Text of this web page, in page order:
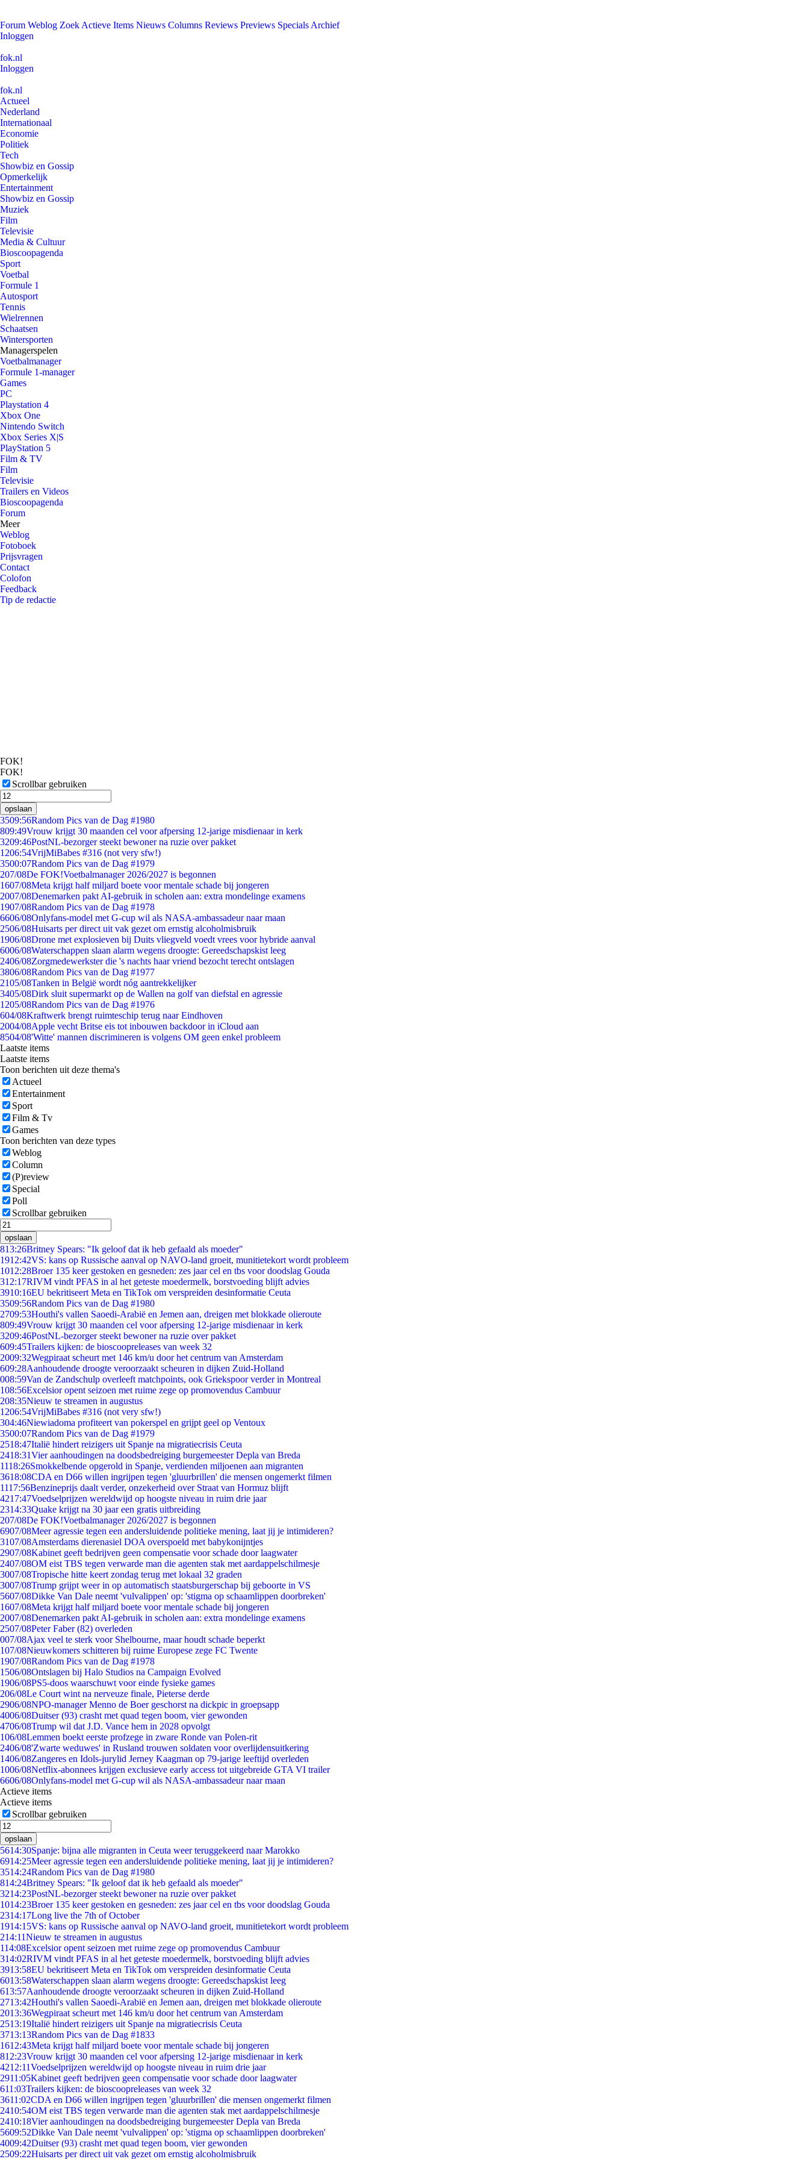
Forum Weblog Zoek Actieve Items Nieuws Columns Reviews Previews Specials Archief
Inloggen
fok.nl
Inloggen
fok.nl
Actueel
Nederland
Internationaal
Economie
Politiek
Tech
Showbiz en Gossip
Opmerkelijk
Entertainment
Showbiz en Gossip
Muziek
Film
Televisie
Media & Cultuur
Bioscoopagenda
Sport
Voetbal
Formule 1
Autosport
Tennis
Wielrennen
Schaatsen
Wintersporten
Managerspelen
Voetbalmanager
Formule 1-manager
Games
PC
Playstation 4
Xbox One
Nintendo Switch
Xbox Series X|S
PlayStation 5
Film & TV
Film
Televisie
Trailers en Videos
Bioscoopagenda
Forum
Meer
Weblog
Fotoboek
Prijsvragen
Contact
Colofon
Feedback
Tip de redactie
FOK!
FOK!
Scrollbar gebruiken
opslaan
3509:56Random Pics van de Dag #1980
809:49Vrouw krijgt 30 maanden cel voor afpersing 12-jarige misdienaar in kerk
3209:46PostNL-bezorger steekt bewoner na ruzie over pakket
1206:54VrijMiBabes #316 (not very sfw!)
3500:07Random Pics van de Dag #1979
207/08De FOK!Voetbalmanager 2026/2027 is begonnen
1607/08Meta krijgt half miljard boete voor mentale schade bij jongeren
2007/08Denemarken pakt AI-gebruik in scholen aan: extra mondelinge examens
1907/08Random Pics van de Dag #1978
6606/08Onlyfans-model met G-cup wil als NASA-ambassadeur naar maan
2506/08Huisarts per direct uit vak gezet om ernstig alcoholmisbruik
1906/08Drone met explosieven bij Duits vliegveld voedt vrees voor hybride aanval
6006/08Waterschappen slaan alarm wegens droogte: Gereedschapskist leeg
2406/08Zorgmedewerkster die 's nachts haar vriend bezocht terecht ontslagen
3806/08Random Pics van de Dag #1977
2105/08Tanken in België wordt nóg aantrekkelijker
3405/08Dirk sluit supermarkt op de Wallen na golf van diefstal en agressie
1205/08Random Pics van de Dag #1976
604/08Kraftwerk brengt ruimteschip terug naar Eindhoven
2004/08Apple vecht Britse eis tot inbouwen backdoor in iCloud aan
8504/08'Witte' mannen discrimineren is volgens OM geen enkel probleem
Laatste items
Laatste items
Toon berichten uit deze thema's
Actueel
Entertainment
Sport
Film & Tv
Games
Toon berichten van deze types
Weblog
Column
(P)review
Special
Poll
Scrollbar gebruiken
opslaan
813:26Britney Spears: "Ik geloof dat ik heb gefaald als moeder"
1912:42VS: kans op Russische aanval op NAVO-land groeit, munitietekort wordt probleem
1012:28Broer 135 keer gestoken en gesneden: zes jaar cel en tbs voor doodslag Gouda
312:17RIVM vindt PFAS in al het geteste moedermelk, borstvoeding blijft advies
3910:16EU bekritiseert Meta en TikTok om verspreiden desinformatie Ceuta
3509:56Random Pics van de Dag #1980
2709:53Houthi's vallen Saoedi-Arabië en Jemen aan, dreigen met blokkade olieroute
809:49Vrouw krijgt 30 maanden cel voor afpersing 12-jarige misdienaar in kerk
3209:46PostNL-bezorger steekt bewoner na ruzie over pakket
609:45Trailers kijken: de bioscoopreleases van week 32
2009:32Wegpiraat scheurt met 146 km/u door het centrum van Amsterdam
609:28Aanhoudende droogte veroorzaakt scheuren in dijken Zuid-Holland
008:59Van de Zandschulp overleeft matchpoints, ook Griekspoor verder in Montreal
108:56Excelsior opent seizoen met ruime zege op promovendus Cambuur
208:35Nieuw te streamen in augustus
1206:54VrijMiBabes #316 (not very sfw!)
304:46Niewiadoma profiteert van pokerspel en grijpt geel op Ventoux
3500:07Random Pics van de Dag #1979
2518:47Italië hindert reizigers uit Spanje na migratiecrisis Ceuta
2418:31Vier aanhoudingen na doodsbedreiging burgemeester Depla van Breda
1118:26Smokkelbende opgerold in Spanje, verdienden miljoenen aan migranten
3618:08CDA en D66 willen ingrijpen tegen 'gluurbrillen' die mensen ongemerkt filmen
1117:56Benzineprijs daalt verder, onzekerheid over Straat van Hormuz blijft
4217:47Voedselprijzen wereldwijd op hoogste niveau in ruim drie jaar
2314:33Quake krijgt na 30 jaar een gratis uitbreiding
207/08De FOK!Voetbalmanager 2026/2027 is begonnen
6907/08Meer agressie tegen een andersluidende politieke mening, laat jij je intimideren?
3107/08Amsterdams dierenasiel DOA overspoeld met babykonijntjes
2907/08Kabinet geeft bedrijven geen compensatie voor schade door laagwater
2407/08OM eist TBS tegen verwarde man die agenten stak met aardappelschilmesje
3007/08Tropische hitte keert zondag terug met lokaal 32 graden
3007/08Trump grijpt weer in op automatisch staatsburgerschap bij geboorte in VS
5607/08Dikke Van Dale neemt 'vulvalippen' op: 'stigma op schaamlippen doorbreken'
1607/08Meta krijgt half miljard boete voor mentale schade bij jongeren
2007/08Denemarken pakt AI-gebruik in scholen aan: extra mondelinge examens
2507/08Peter Faber (82) overleden
007/08Ajax veel te sterk voor Shelbourne, maar houdt schade beperkt
107/08Nieuwkomers schitteren bij ruime Europese zege FC Twente
1907/08Random Pics van de Dag #1978
1506/08Ontslagen bij Halo Studios na Campaign Evolved
1906/08PS5-doos waarschuwt voor einde fysieke games
206/08Le Court wint na nerveuze finale, Pieterse derde
2906/08NPO-manager Menno de Boer geschorst na dickpic in groepsapp
4006/08Duitser (93) crasht met quad tegen boom, vier gewonden
4706/08Trump wil dat J.D. Vance hem in 2028 opvolgt
106/08Lemmen boekt eerste profzege in zware Ronde van Polen-rit
2406/08'Zwarte weduwes' in Rusland trouwen soldaten voor overlijdensuitkering
1406/08Zangeres en Idols-jurylid Jerney Kaagman op 79-jarige leeftijd overleden
1006/08Netflix-abonnees krijgen exclusieve early access tot uitgebreide GTA VI trailer
6606/08Onlyfans-model met G-cup wil als NASA-ambassadeur naar maan
Actieve items
Actieve items
Scrollbar gebruiken
opslaan
5614:30Spanje: bijna alle migranten in Ceuta weer teruggekeerd naar Marokko
6914:25Meer agressie tegen een andersluidende politieke mening, laat jij je intimideren?
3514:24Random Pics van de Dag #1980
814:24Britney Spears: "Ik geloof dat ik heb gefaald als moeder"
3214:23PostNL-bezorger steekt bewoner na ruzie over pakket
1014:23Broer 135 keer gestoken en gesneden: zes jaar cel en tbs voor doodslag Gouda
2314:17Long live the 7th of October
1914:15VS: kans op Russische aanval op NAVO-land groeit, munitietekort wordt probleem
214:11Nieuw te streamen in augustus
114:08Excelsior opent seizoen met ruime zege op promovendus Cambuur
314:02RIVM vindt PFAS in al het geteste moedermelk, borstvoeding blijft advies
3913:58EU bekritiseert Meta en TikTok om verspreiden desinformatie Ceuta
6013:58Waterschappen slaan alarm wegens droogte: Gereedschapskist leeg
613:57Aanhoudende droogte veroorzaakt scheuren in dijken Zuid-Holland
2713:42Houthi's vallen Saoedi-Arabië en Jemen aan, dreigen met blokkade olieroute
2013:36Wegpiraat scheurt met 146 km/u door het centrum van Amsterdam
2513:19Italië hindert reizigers uit Spanje na migratiecrisis Ceuta
3713:13Random Pics van de Dag #1833
1612:43Meta krijgt half miljard boete voor mentale schade bij jongeren
812:23Vrouw krijgt 30 maanden cel voor afpersing 12-jarige misdienaar in kerk
4212:11Voedselprijzen wereldwijd op hoogste niveau in ruim drie jaar
2911:05Kabinet geeft bedrijven geen compensatie voor schade door laagwater
611:03Trailers kijken: de bioscoopreleases van week 32
3611:02CDA en D66 willen ingrijpen tegen 'gluurbrillen' die mensen ongemerkt filmen
2410:54OM eist TBS tegen verwarde man die agenten stak met aardappelschilmesje
2410:18Vier aanhoudingen na doodsbedreiging burgemeester Depla van Breda
5609:52Dikke Van Dale neemt 'vulvalippen' op: 'stigma op schaamlippen doorbreken'
4009:42Duitser (93) crasht met quad tegen boom, vier gewonden
2509:22Huisarts per direct uit vak gezet om ernstig alcoholmisbruik